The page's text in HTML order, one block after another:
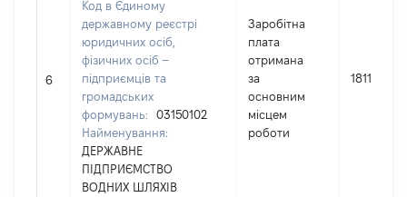
6
Код в Єдиному
державному реєстрі
юридичних осіб,
фізичних осіб –
підприємців та
громадських
формувань:
03150102
Найменування:
ДЕРЖАВНЕ
ПІДПРИЄМСТВО
ВОДНИХ ШЛЯХІВ
Заробітна
плата
отримана
за
основним
місцем
роботи
181164